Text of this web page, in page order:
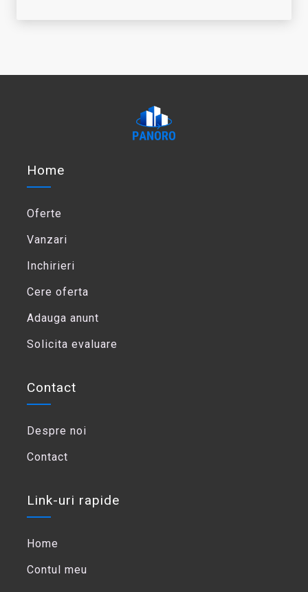
Home
Oferte
Vanzari
Inchirieri
Cere oferta
Adauga anunt
Solicita evaluare
Contact
Despre noi
Contact
Link-uri rapide
Home
Contul meu